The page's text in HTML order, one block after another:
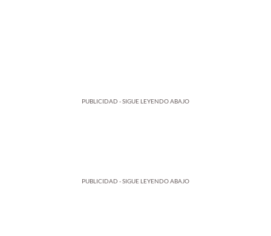
PUBLICIDAD - SIGUE LEYENDO ABAJO
PUBLICIDAD - SIGUE LEYENDO ABAJO